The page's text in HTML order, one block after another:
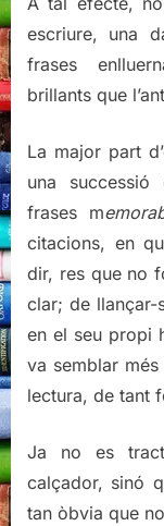
escriure, una
frases
brillants que
La major part
una
frases m
citacions, en
dir, res que no
clar; de
en el seu propi
va semblar
lectura, de tant
Ja no es
calçador, sinó
tan òbvia que